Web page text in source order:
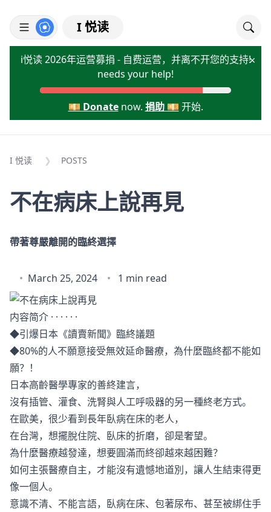
I 悦读
i悦读 2026年运营募捐 - 自费运营，并离不开您的支持!
needs your help!
💴 Donatenow. 捐助 💴 开始.
×
I 悦读 POSTS
不在病床上說再見
帶著尊嚴離開的臨終選擇
March 25, 2024 1 min read
内容简介 · · · · · ·
◆引爆日本《讀賣新聞》臨終議題
◆80%的人不願意接受無效延命醫療，為什麼臨終都不能如
願？！
日本高齡醫學專家的善終建言，
沒有插管、灌食、洗腎與人工呼吸器的另一種終老方式。
在歐美，很少看到長年臥病在床的老人，
在台灣，想擺脫住院、臥床的折磨，卻是奢望。
為什麼醫療越發達，想要圓滿而終卻越來越困難？
如何主張醫療自主，才能沒有遺憾地道別，讓人生結束得更
像一個人。
意識不清、不能言語，臥病在床、包著尿布、甚至被綁住手